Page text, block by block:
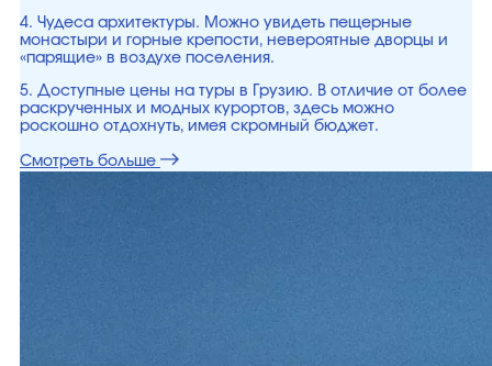
4. Чудеса архитектуры. Можно увидеть пещерные
монастыри и горные крепости, невероятные дворцы и
«парящие» в воздухе поселения.
5. Доступные цены на туры в Грузию. В отличие от более
раскрученных и модных курортов, здесь можно
роскошно отдохнуть, имея скромный бюджет.
Смотреть больше